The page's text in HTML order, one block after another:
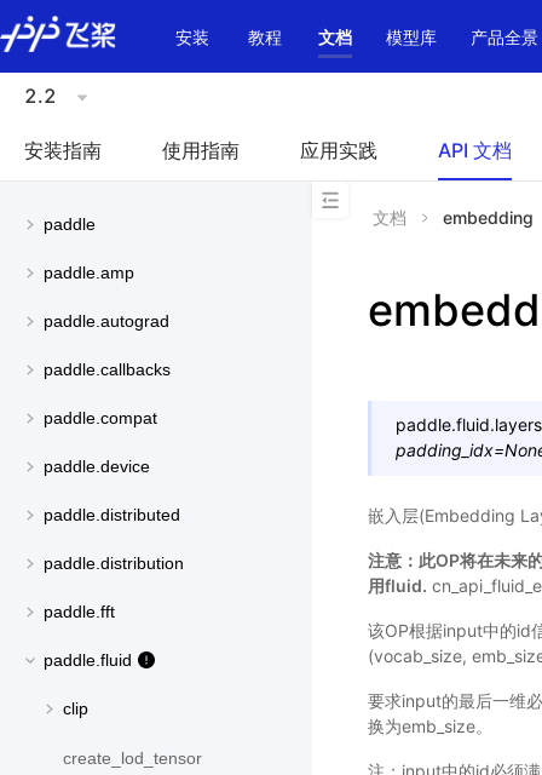
\u200E
安装
教程 文档 模型库 产品全景
2.2
安装指南 使用指南 应用实践 API 文档
paddle
paddle.amp
paddle.autograd
paddle.callbacks
paddle.compat
paddle.device
paddle.distributed
paddle.distribution
paddle.fft
paddle.fluid
clip
create_lod_tensor
文档 embedding
padding_idx=
嵌入层(Embedding
注意：此OP将在未来
用fluid.
该OP根据input中的id
(vocab_size,
要求input的最后一维
换为emb_size。
注：input中的id必须